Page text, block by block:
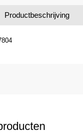
Productbeschrijving